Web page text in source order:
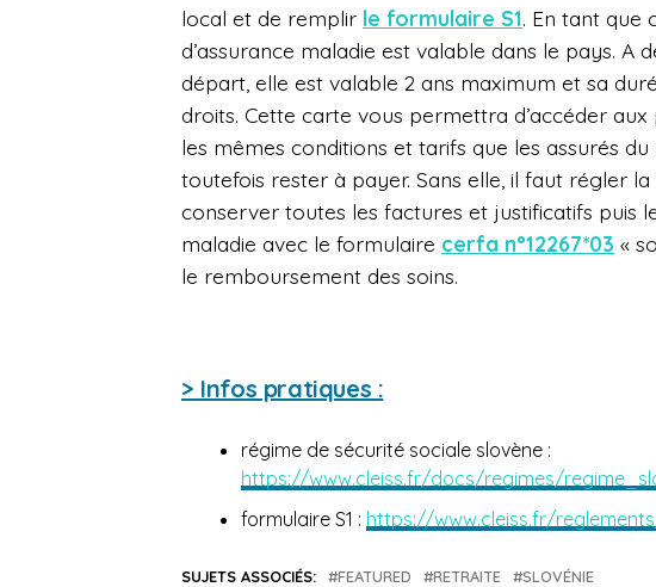
local et de remplir le formulaire S1. En tant que
d’assurance maladie est valable dans le pays. A
départ, elle est valable 2 ans maximum et sa
droits. Cette carte vous permettra d’accéder
les mêmes conditions et tarifs que les assurés
toutefois rester à payer. Sans elle, il faut régler
conserver toutes les factures et justificatifs puis
maladie avec le formulaire cerfa n°12267*03 «
le remboursement des soins.
> Infos pratiques :
régime de sécurité sociale slovène :
https://www.cleiss.fr/docs/regimes/
formulaire S1 : https://www.cleiss.fr/
SUJETS ASSOCIÉS: FEATURED RETRAITE SLOVÉNIE